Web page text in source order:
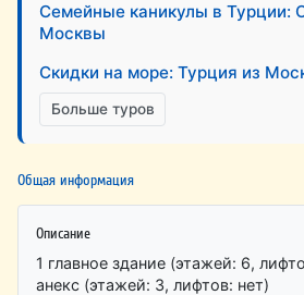
Семейные каникулы в Турции:
Москвы
Скидки на море: Турция из
Больше туров
Общая информация
Описание
1 главное здание (этажей: 6,
анекс (этажей: 3, лифтов: нет)